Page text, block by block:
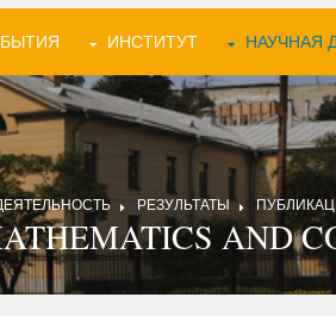
ИНСТИТУТ НАУЧНАЯ
РЕЗУЛЬТАТЫ
AND